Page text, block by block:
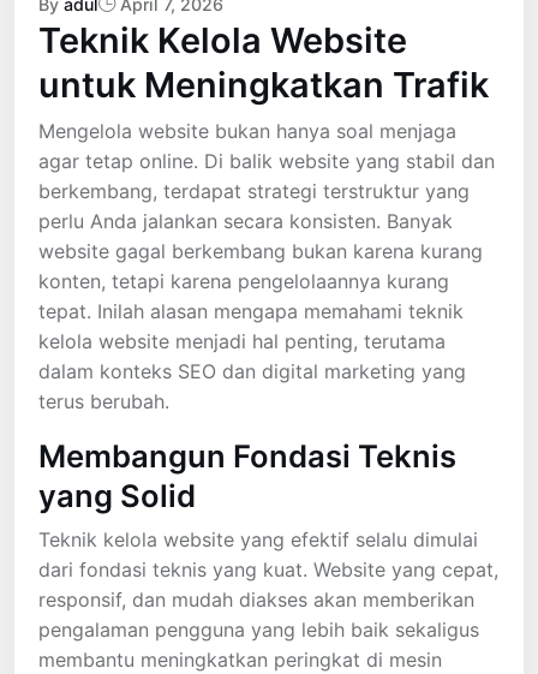
By adul April 7, 2026
Teknik Kelola Website
untuk Meningkatkan Trafik
Mengelola website bukan hanya soal menjaga
agar tetap online. Di balik website yang stabil dan
berkembang, terdapat strategi terstruktur yang
perlu Anda jalankan secara konsisten. Banyak
website gagal berkembang bukan karena kurang
konten, tetapi karena pengelolaannya kurang
tepat. Inilah alasan mengapa memahami teknik
kelola website menjadi hal penting, terutama
dalam konteks SEO dan digital marketing yang
terus berubah.
Membangun Fondasi Teknis
yang Solid
Teknik kelola website yang efektif selalu dimulai
dari fondasi teknis yang kuat. Website yang cepat,
responsif, dan mudah diakses akan memberikan
pengalaman pengguna yang lebih baik sekaligus
membantu meningkatkan peringkat di mesin